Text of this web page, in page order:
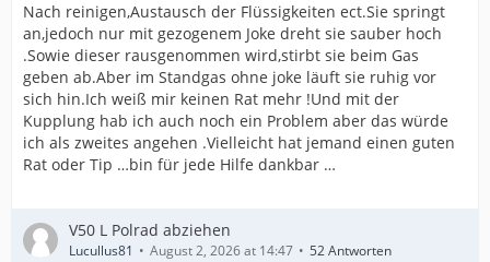
Nach reinigen,Austausch der Flüssigkeiten ect.Sie springt
an,jedoch nur mit gezogenem Joke dreht sie sauber hoch
.Sowie dieser rausgenommen wird,stirbt sie beim Gas
geben ab.Aber im Standgas ohne joke läuft sie ruhig vor
sich hin.Ich weiß mir keinen Rat mehr !Und mit der
Kupplung hab ich auch noch ein Problem aber das würde
ich als zweites angehen .Vielleicht hat jemand einen guten
Rat oder Tip …bin für jede Hilfe dankbar …
V50 L Polrad abziehen
Lucullus81 August 2, 2026 at 14:47 52 Antworten